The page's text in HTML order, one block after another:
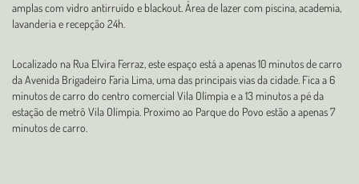
amplas com vidro antirruído e blackout. Área de lazer com piscina, academia,
lavanderia e recepção 24h.
Localizado na Rua Elvira Ferraz, este espaço está a apenas 10 minutos de carro
da Avenida Brigadeiro Faria Lima, uma das principais vias da cidade. Fica a 6
minutos de carro do centro comercial Vila Olímpia e a 13 minutos a pé da
estação de metrô Vila Olímpia. Proximo ao Parque do Povo estão a apenas 7
minutos de carro.